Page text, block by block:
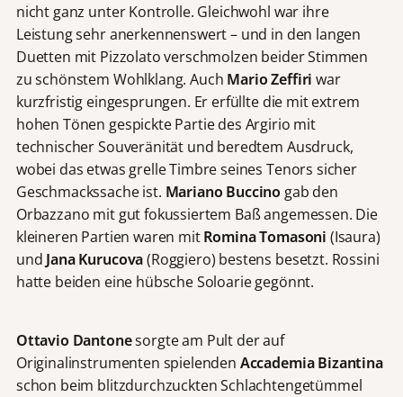
nicht ganz unter Kontrolle. Gleichwohl war ihre
Leistung sehr anerkennenswert – und in den langen
Duetten mit Pizzolato verschmolzen beider Stimmen
zu schönstem Wohlklang. Auch Mario Zeffiri war
kurzfristig eingesprungen. Er erfüllte die mit extrem
hohen Tönen gespickte Partie des Argirio mit
technischer Souveränität und beredtem Ausdruck,
wobei das etwas grelle Timbre seines Tenors sicher
Geschmackssache ist. Mariano Buccino gab den
Orbazzano mit gut fokussiertem Baß angemessen. Die
kleineren Partien waren mitRomina Tomasoni (Isaura)
und Jana Kurucova(Roggiero) bestens besetzt. Rossini
hatte beiden eine hübsche Soloarie gegönnt.
Ottavio Dantonesorgte am Pult der auf
Originalinstrumenten spielenden Accademia Bizantina
schon beim blitzdurchzuckten Schlachtengetümmel